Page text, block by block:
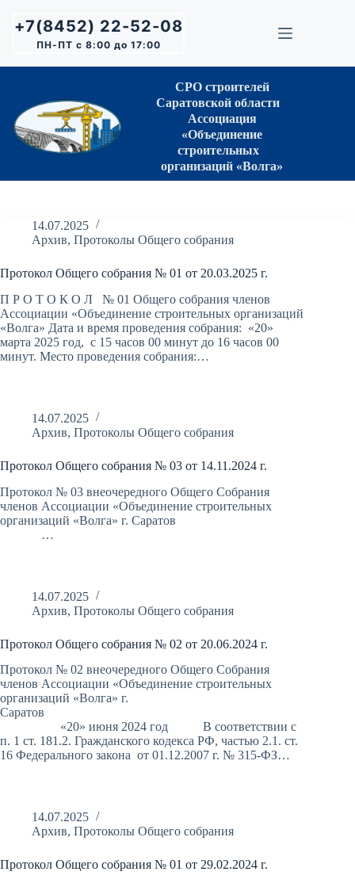
сути+7(8452) 22-52-08
ПН-ПТ с 8:00 до 17:00
СРО строителей
Саратовской области
Ассоциация
«Объединение
строительных
организаций «Волга»
14.07.2025
Архив, Протоколы Общего собрания
Протокол Общего собрания № 01 от 20.03.2025 г.
П Р О Т О К О Л № 01 Общего собрания членов
Ассоциации «Объединение строительных организаций
«Волга» Дата и время проведения собрания: «20»
марта 2025 год, с 15 часов 00 минут до 16 часов 00
минут. Место проведения собрания:…
14.07.2025
Архив, Протоколы Общего собрания
Протокол Общего собрания № 03 от 14.11.2024 г.
Протокол № 03 внеочередного Общего Собрания
членов Ассоциации «Объединение строительных
организаций «Волга» г. Саратов
…
14.07.2025
Архив, Протоколы Общего собрания
Протокол Общего собрания № 02 от 20.06.2024 г.
Протокол № 02 внеочередного Общего Собрания
членов Ассоциации «Объединение строительных
организаций «Волга» г.
Саратов
«20» июня 2024 год В соответствии с
п. 1 ст. 181.2. Гражданского кодекса РФ, частью 2.1. ст.
16 Федерального закона от 01.12.2007 г. № 315-ФЗ…
14.07.2025
Архив, Протоколы Общего собрания
Протокол Общего собрания № 01 от 29.02.2024 г.